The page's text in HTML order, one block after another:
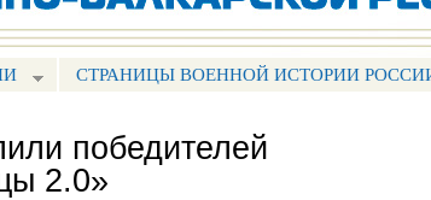
СТРАНИЦЫ ВОЕННОЙ ИСТОРИИ
победителей
2.0»